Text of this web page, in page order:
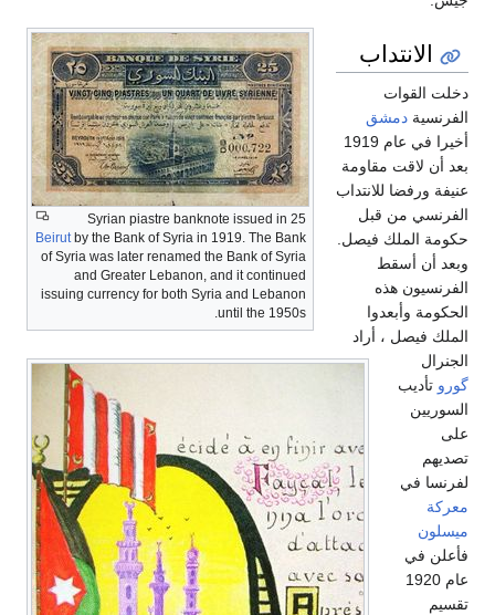
25 Syrian piastre banknote issued in
Beirut by the Bank of Syria in 1919. The Bank
of Syria was later renamed the Bank of Syria
and Greater Lebanon, and it continued
issuing currency for both Syria and Lebanon
until the 1950s.
الانتداب
دخلت القوات
الفرنسية دمشق
أخيرا في عام 1919
بعد أن لاقت مقاومة
عنيفة ورفضا للانتداب
الفرنسي من قبل
حكومة الملك فيصل.
وبعد أن أسقط
الفرنسيون هذه
الحكومة وأبعدوا
الملك فيصل ، أراد
الجنرال
گورو تأديب
السوريين
على
تصديهم
لفرنسا في
معركة
ميسلون
فأعلن في
عام 1920
تقسيم